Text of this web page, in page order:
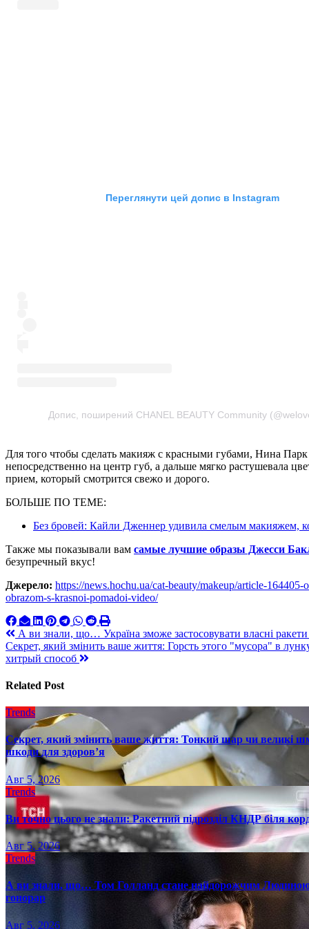
Переглянути цей допис в Instagram
Допис, поширений CHANEL BEAUTY Community
Для того чтобы сделать макияж с красными губами, Нина Парк
непосредственно на центр губ, а дальше мягко растушевала
прием, который смотрится свежо и дорого.
БОЛЬШЕ ПО ТЕМЕ:
Без бровей: Кайли Дженнер удивила смелым макияжем,
Также мы показывали вам самые лучшие образы Джесси
безупречный вкус!
Джерело: https://news.hochu.ua/cat-beauty/makeup/article-
obrazom-s-krasnoi-pomadoi-video/
Навигация
по
А ви знали, що… Україна зможе застосовувати власні
Секрет, який змінить ваше життя: Горсть этого "мусора" в
хитрый способ
Related Post
Trends
Секрет, який змінить ваше життя: Тонкий шар чи великі
шкоди для здоров’я
Авг 5, 2026
Trends
Ви точно цього не знали: Ракетний підрозділ КНДР біля
Авг 5, 2026
Trends
А ви знали, що… Том Голланд стане найдорожчим
гонорар
Авг 5, 2026